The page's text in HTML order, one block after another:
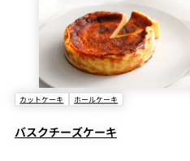
カットケーキ ホールケーキ
バスクチーズケーキ